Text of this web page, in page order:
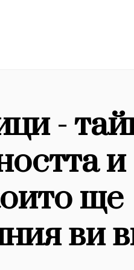
-
и
ще
ви